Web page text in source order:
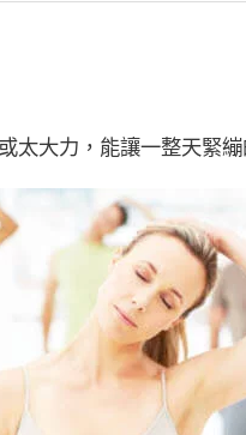
太大力，能讓一整天緊